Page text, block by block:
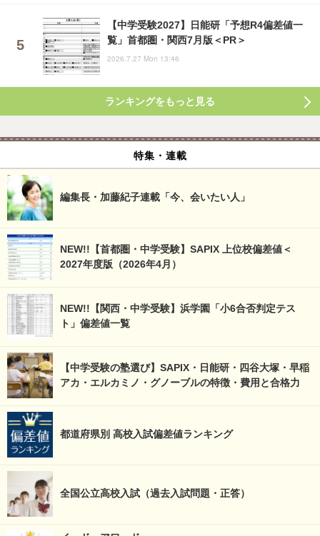
【中学受験2027】日能研「予想R4偏差値一
覧」首都圏・関西7月版＜PR＞
2026.7.27 Mon 13:46
ランキングをもっと見る
特集・連載
編集長・加藤紀子連載「今、会いたい人」
NEW!!【首都圏・中学受験】SAPIX 上位校偏差値＜
2027年度版（2026年4月）
NEW!!【関西・中学受験】浜学園「小6合否判定テス
ト」偏差値一覧
【中学受験の塾選び】SAPIX・日能研・四谷大塚・早稲
アカ・エルカミノ・グノーブルの特徴・費用と合格力
都道府県別 高校入試偏差値ランキング
全国公立高校入試（過去入試問題・正答）